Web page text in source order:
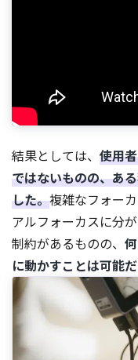
結果としては、 使用
ではないものの、あ
した。複雑なフォー
アルフォーカスに分
制約があるものの、
に動かすことは可能